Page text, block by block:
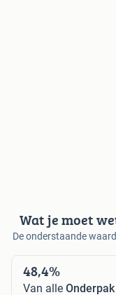
Wat je moet
De onderstaande
48,4%
Van alle